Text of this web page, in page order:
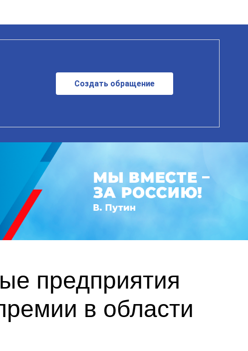
Создать обращение
предприятия
в области